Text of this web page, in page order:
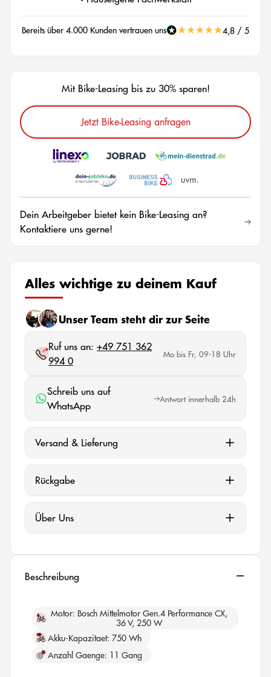
Bereits über 4.000 Kunden vertrauen uns 4,8 / 5
Mit Bike-Leasing bis zu 30% sparen!
Jetzt Bike-Leasing anfragen
Dein Arbeitgeber bietet kein Bike-Leasing an?
Kontaktiere uns gerne!
Alles wichtige zu deinem Kauf
Unser Team steht dir zur Seite
Ruf uns an: +49 751 362
994 0
Mo bis Fr, 09-18 Uhr
Schreib uns auf
WhatsApp
Antwort innerhalb 24h
Versand & Lieferung
Rückgabe
Über Uns
Beschreibung
Motor Bosch Mittelmotor Gen.4 Performance CX,
36 V, 250 W
Akku-Kapazitaet 750 Wh
Anzahl Gaenge 11 Gang